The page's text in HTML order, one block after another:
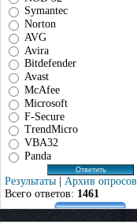
Symantec
Norton
AVG
Avira
Bitdefender
Avast
McAfee
Microsoft
F-Secure
TrendMicro
VBA32
Panda
Результаты | Архив опросов
Всего ответов: 1461